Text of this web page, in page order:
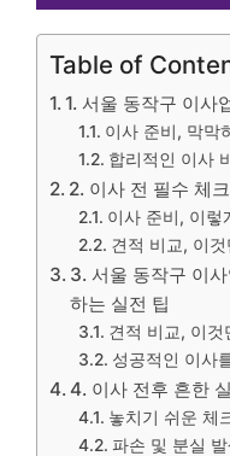
Table of
1. 서울 동작구 이사
이사 준비, 막막
합리적인 이사
2. 이사 전 필수 체
이사 준비, 이렇
견적 비교, 이
3. 서울 동작구 이
하는 실전 팁
견적 비교, 이것
성공적인 이사
4. 이사 전후 흔한
놓치기 쉬운 체
파손 및 분실